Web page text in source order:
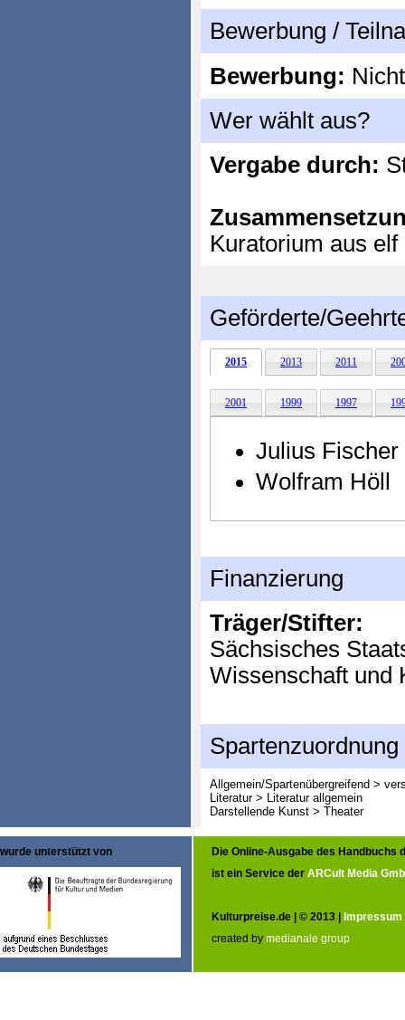
Bewerbung /
Bewerbung:
Wer wählt aus?
Vergabe durch:
Kuratorium aus elf
Geförderte/
2015 2013 2011
2001 1999 1997
Julius Fischer
Wolfram Höll
Finanzierung
Träger/Stifter:
Sächsisches
Wissenschaft und
Spartenzuordnung
Allgemein/Spartenübergreifend >
Literatur > Literatur allgemein
Darstellende Kunst > Theater
wurde unterstützt von
Die Online-Ausgabe des Handbuchs
ist ein Service der ARCult Media
Kulturpreise.de | © 2013 | Impressum
created by medianale group